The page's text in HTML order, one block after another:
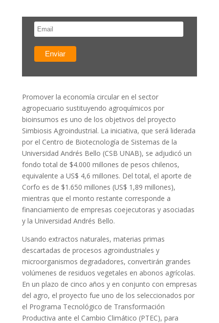
Promover la economía circular en el sector
agropecuario sustituyendo agroquímicos por
bioinsumos es uno de los objetivos del proyecto
Simbiosis Agroindustrial. La iniciativa, que será liderada
por el Centro de Biotecnología de Sistemas de la
Universidad Andrés Bello (CSB UNAB), se adjudicó un
fondo total de $4.000 millones de pesos chilenos,
equivalente a US$ 4,6 millones. Del total, el aporte de
Corfo es de $1.650 millones (US$ 1,89 millones),
mientras que el monto restante corresponde a
financiamiento de empresas coejecutoras y asociadas
y la Universidad Andrés Bello.
Usando extractos naturales, materias primas
descartadas de procesos agroindustriales y
microorganismos degradadores, convertirán grandes
volúmenes de residuos vegetales en abonos agrícolas.
En un plazo de cinco años y en conjunto con empresas
del agro, el proyecto fue uno de los seleccionados por
el Programa Tecnológico de Transformación
Productiva ante el Cambio Climático (PTEC), para